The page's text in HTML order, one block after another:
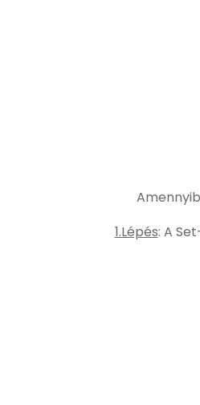
1.Lépés: A